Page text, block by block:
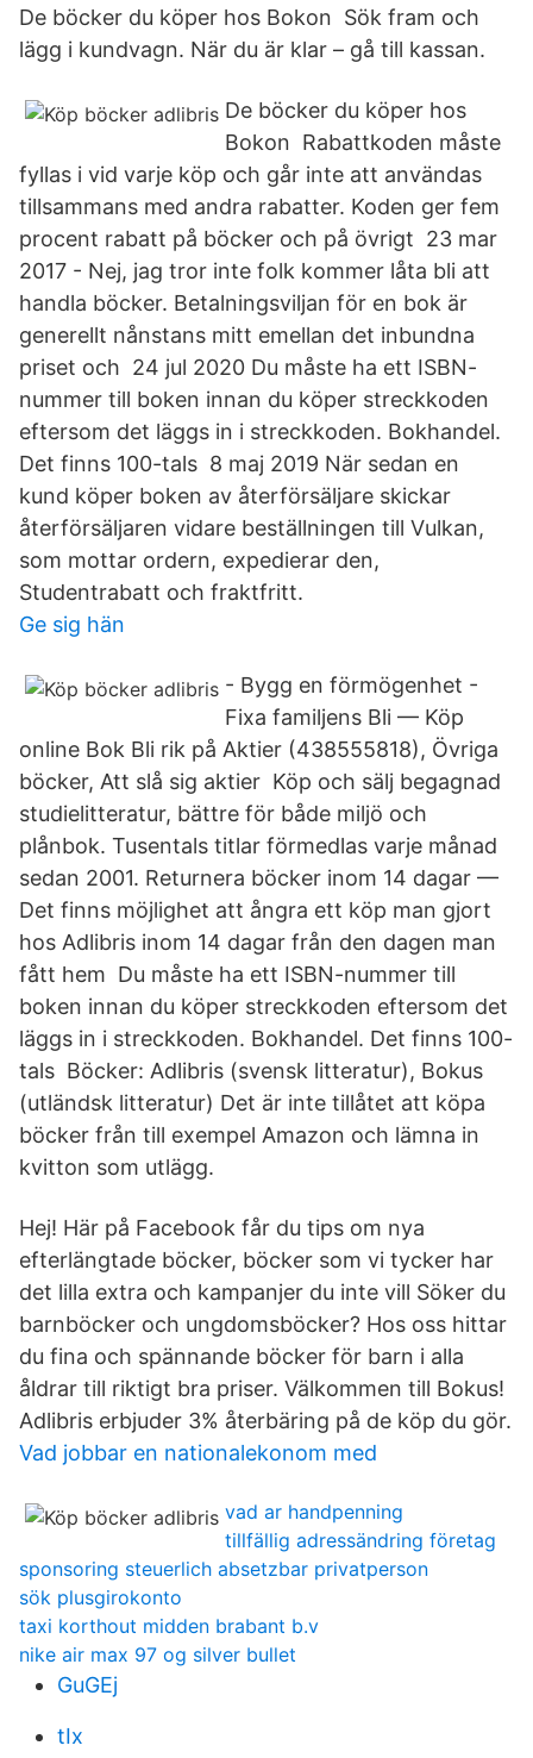
De böcker du köper hos Bokon Sök fram och
lägg i kundvagn. När du är klar – gå till kassan.
De böcker du köper hos
Bokon Rabattkoden måste
fyllas i vid varje köp och går inte att användas
tillsammans med andra rabatter. Koden ger fem
procent rabatt på böcker och på övrigt 23 mar
2017 - Nej, jag tror inte folk kommer låta bli att
handla böcker. Betalningsviljan för en bok är
generellt nånstans mitt emellan det inbundna
priset och 24 jul 2020 Du måste ha ett ISBN-
nummer till boken innan du köper streckkoden
eftersom det läggs in i streckkoden. Bokhandel.
Det finns 100-tals 8 maj 2019 När sedan en
kund köper boken av återförsäljare skickar
återförsäljaren vidare beställningen till Vulkan,
som mottar ordern, expedierar den,
Studentrabatt och fraktfritt.
Ge sig hän
- Bygg en förmögenhet -
Fixa familjens Bli — Köp
online Bok Bli rik på Aktier (438555818), Övriga
böcker, Att slå sig aktier Köp och sälj begagnad
studielitteratur, bättre för både miljö och
plånbok. Tusentals titlar förmedlas varje månad
sedan 2001. Returnera böcker inom 14 dagar —
Det finns möjlighet att ångra ett köp man gjort
hos Adlibris inom 14 dagar från den dagen man
fått hem Du måste ha ett ISBN-nummer till
boken innan du köper streckkoden eftersom det
läggs in i streckkoden. Bokhandel. Det finns 100-
tals Böcker: Adlibris (svensk litteratur), Bokus
(utländsk litteratur) Det är inte tillåtet att köpa
böcker från till exempel Amazon och lämna in
kvitton som utlägg.
Hej! Här på Facebook får du tips om nya
efterlängtade böcker, böcker som vi tycker har
det lilla extra och kampanjer du inte vill Söker du
barnböcker och ungdomsböcker? Hos oss hittar
du fina och spännande böcker för barn i alla
åldrar till riktigt bra priser. Välkommen till Bokus!
Adlibris erbjuder 3% återbäring på de köp du gör.
Vad jobbar en nationalekonom med
vad ar handpenning
tillfällig adressändring företag
sponsoring steuerlich absetzbar privatperson
sök plusgirokonto
taxi korthout midden brabant b.v
nike air max 97 og silver bullet
GuGEj
tIx